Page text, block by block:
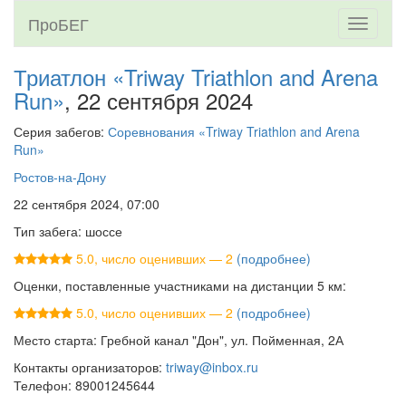
Toggle
ПроБЕГ
Триатлон «Triway Triathlon and Arena
Run», 22 сентября 2024
Серия забегов: Соревнования «Triway Triathlon and Arena
Run»
Ростов-на-Дону
22 сентября 2024, 07:00
Тип забега: шоссе
5.0, число оценивших — 2 (подробнее)
Оценки, поставленные участниками на дистанции 5 км:
5.0, число оценивших — 2 (подробнее)
Место старта: Гребной канал "Дон", ул. Пойменная, 2А
Контакты организаторов: triway@inbox.ru
Телефон: 89001245644